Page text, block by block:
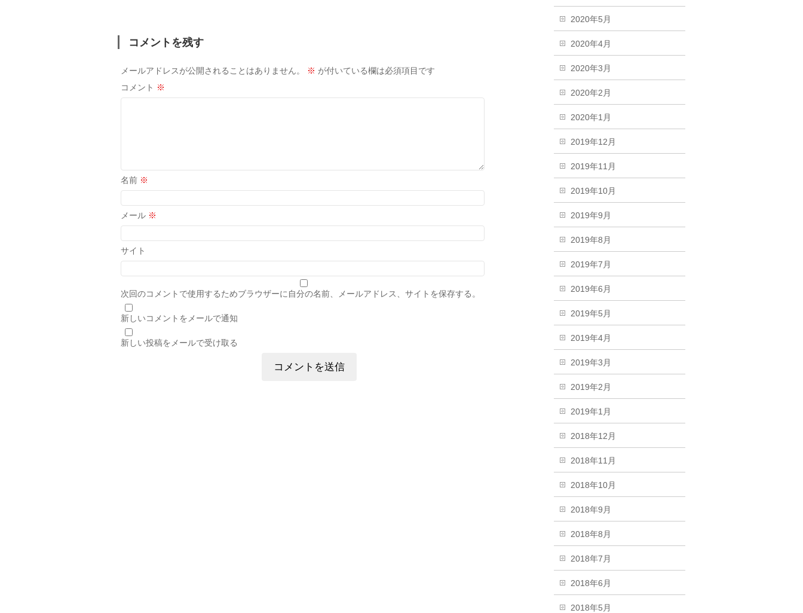
コメントを残す
メールアドレスが公開されることはありません。 ※ が付いている欄は必須項目です
コメント ※
名前 ※
メール ※
サイト
次回のコメントで使用するためブラウザーに自分の名前、メールアドレス、サイトを保存する。
新しいコメントをメールで通知
新しい投稿をメールで受け取る
2020年5月
2020年4月
2020年3月
2020年2月
2020年1月
2019年12月
2019年11月
2019年10月
2019年9月
2019年8月
2019年7月
2019年6月
2019年5月
2019年4月
2019年3月
2019年2月
2019年1月
2018年12月
2018年11月
2018年10月
2018年9月
2018年8月
2018年7月
2018年6月
2018年5月